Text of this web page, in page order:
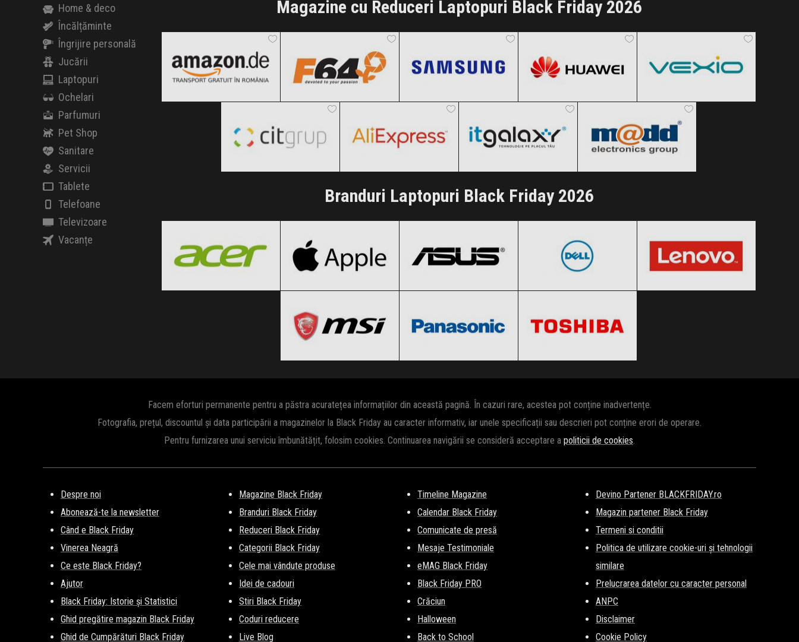
Home & deco
Încălțăminte
Îngrijire personală
Jucării
Laptopuri
Ochelari
Parfumuri
Pet Shop
Sanitare
Servicii
Tablete
Telefoane
Televizoare
Vacanțe
Magazine cu Reduceri Laptopuri Black Friday 2026
Clic și Vezi Ofertele! Clic și Vezi Ofertele! Clic și Vezi Ofertele! Clic și Vezi Ofertele! Clic și Vezi Ofertele!
Clic și Vezi Ofertele! Clic și Vezi Ofertele! Clic și Vezi Ofertele! Clic și Vezi Ofertele!
Branduri Laptopuri Black Friday 2026
Clic și Vezi Ofertele! Clic și Vezi Ofertele! Clic și Vezi Ofertele! Clic și Vezi Ofertele! Clic și Vezi Ofertele!
Clic și Vezi Ofertele! Clic și Vezi Ofertele! Clic și Vezi Ofertele!
Facem eforturi permanente pentru a păstra acuratețea informațiilor din această pagină. În cazuri rare, acestea pot conține inadvertențe.
Fotografia, prețul, discountul și data participării a magazinelor la Black Friday au caracter informativ, iar unele specificații sau descrieri pot conține erori de operare.
Pentru furnizarea unui serviciu îmbunătățit, folosim cookies. Continuarea navigării se consideră acceptare a politicii de cookies.
Despre noi
Abonează-te la newsletter
Când e Black Friday
Vinerea Neagră
Ce este Black Friday?
Ajutor
Black Friday: Istorie și Statistici
Ghid pregătire magazin Black Friday
Ghid de Cumpărături Black Friday
Magazine Black Friday
Branduri Black Friday
Reduceri Black Friday
Categorii Black Friday
Cele mai vândute produse
Idei de cadouri
Stiri Black Friday
Coduri reducere
Live Blog
Timeline Magazine
Calendar Black Friday
Comunicate de presă
Mesaje Testimoniale
eMAG Black Friday
Black Friday PRO
Crăciun
Halloween
Back to School
Devino Partener BLACKFRIDAY.ro
Magazin partener Black Friday
Termeni si conditii
Politica de utilizare cookie-uri și tehnologii
similare
Prelucrarea datelor cu caracter personal
ANPC
Disclaimer
Cookie Policy